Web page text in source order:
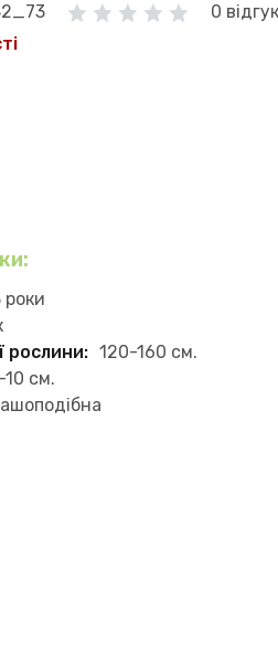
0
роки
рослини: 120-160 см.
10 см.